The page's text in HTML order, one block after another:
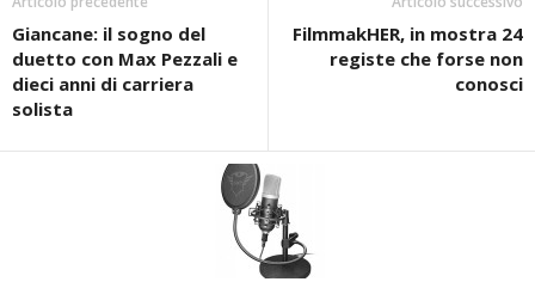
Giancane: il sogno del
duetto con Max Pezzali e
dieci anni di carriera
solista
FilmmakHER, in mostra 24
registe che forse non
conosci